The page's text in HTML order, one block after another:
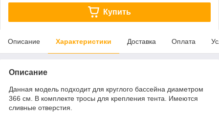
Купить
Описание Характеристики Доставка Оплата
Описание
Данная модель подходит для круглого бассейна диаметром
366 см. В комплекте тросы для крепления тента. Имеются
сливные отверстия.